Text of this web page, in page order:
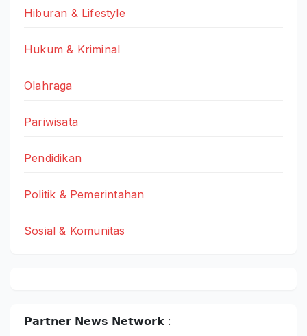
Hiburan & Lifestyle
Hukum & Kriminal
Olahraga
Pariwisata
Pendidikan
Politik & Pemerintahan
Sosial & Komunitas
𝗣𝗮𝗿𝘁𝗻𝗲𝗿 𝗡𝗲𝘄𝘀 𝗡𝗲𝘁𝘄𝗼𝗿𝗸 :